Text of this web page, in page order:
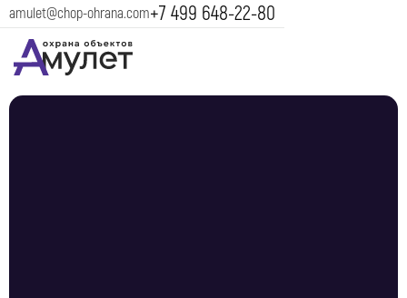
amulet@chop-ohrana.com+7 499 648-22-80